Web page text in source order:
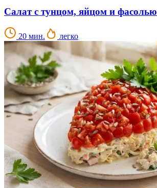
Салат с тунцом, яйцом и фасолью
20 мин. легко